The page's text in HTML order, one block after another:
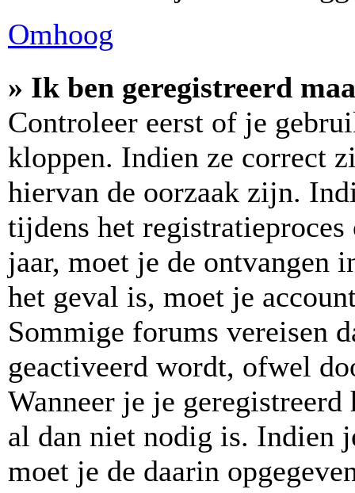
Omhoog
» Ik ben geregistreerd
Controleer eerst of je
kloppen. Indien ze correct
hiervan de oorzaak zijn.
tijdens het
jaar, moet je de ontvangen
het geval is, moet je
Sommige forums vereisen
geactiveerd wordt, ofwel
Wanneer je je
al dan niet nodig is. Indien
moet je de daarin